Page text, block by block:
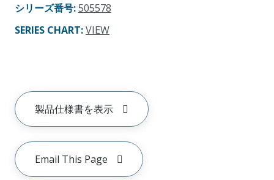
シリーズ番号:505578
SERIES CHART:VIEW
製品仕様書を表示
Email This Page